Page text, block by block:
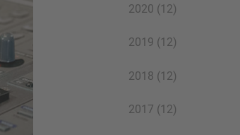
2020 (12)
2019 (12)
2018 (12)
2017 (12)